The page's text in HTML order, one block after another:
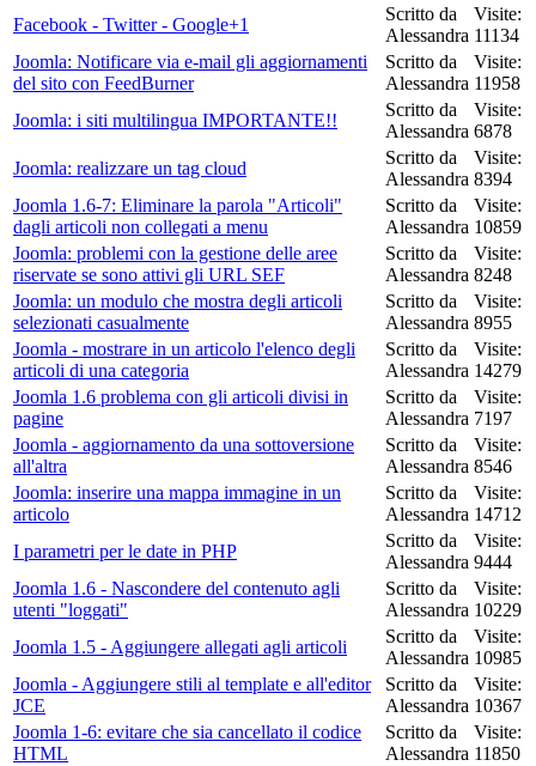
Facebook - Twitter - Google+1
Scritto da
Alessandra
Visite:
11134
Joomla: Notificare via e-mail gli aggiornamenti
del sito con FeedBurner
Scritto da
Alessandra
Visite:
11958
Joomla: i siti multilingua IMPORTANTE!!
Scritto da
Alessandra
Visite:
6878
Joomla: realizzare un tag cloud
Scritto da
Alessandra
Visite:
8394
Joomla 1.6-7: Eliminare la parola "Articoli"
dagli articoli non collegati a menu
Scritto da
Alessandra
Visite:
10859
Joomla: problemi con la gestione delle aree
riservate se sono attivi gli URL SEF
Scritto da
Alessandra
Visite:
8248
Joomla: un modulo che mostra degli articoli
selezionati casualmente
Scritto da
Alessandra
Visite:
8955
Joomla - mostrare in un articolo l'elenco degli
articoli di una categoria
Scritto da
Alessandra
Visite:
14279
Joomla 1.6 problema con gli articoli divisi in
pagine
Scritto da
Alessandra
Visite:
7197
Joomla - aggiornamento da una sottoversione
all'altra
Scritto da
Alessandra
Visite:
8546
Joomla: inserire una mappa immagine in un
articolo
Scritto da
Alessandra
Visite:
14712
I parametri per le date in PHP
Scritto da
Alessandra
Visite:
9444
Joomla 1.6 - Nascondere del contenuto agli
utenti "loggati"
Scritto da
Alessandra
Visite:
10229
Joomla 1.5 - Aggiungere allegati agli articoli
Scritto da
Alessandra
Visite:
10985
Joomla - Aggiungere stili al template e all'editor
JCE
Scritto da
Alessandra
Visite:
10367
Joomla 1-6: evitare che sia cancellato il codice
HTML
Scritto da
Alessandra
Visite:
11850